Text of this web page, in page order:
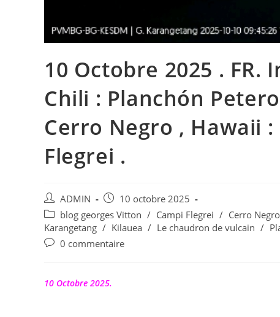
10 Octobre 2025 . FR.
Chili : Planchón
Cerro Negro , Hawaii
Flegrei .
Auteur/autrice
de
la
publication :
ADMIN
Publication
publiée :
10 octobre 2025
Post
category:
blog georges Vitton / Campi Flegrei / Cerro Negro
Karangetang / Kilauea / Le chaudron de vulcain /
Commentaires
publication :
0 commentaire
10 Octobre 2025.